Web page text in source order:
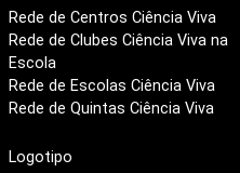
Rede de Centros Ciência Viva
Rede de Clubes Ciência Viva na
Escola
Rede de Escolas Ciência Viva
Rede de Quintas Ciência Viva
Logotipo